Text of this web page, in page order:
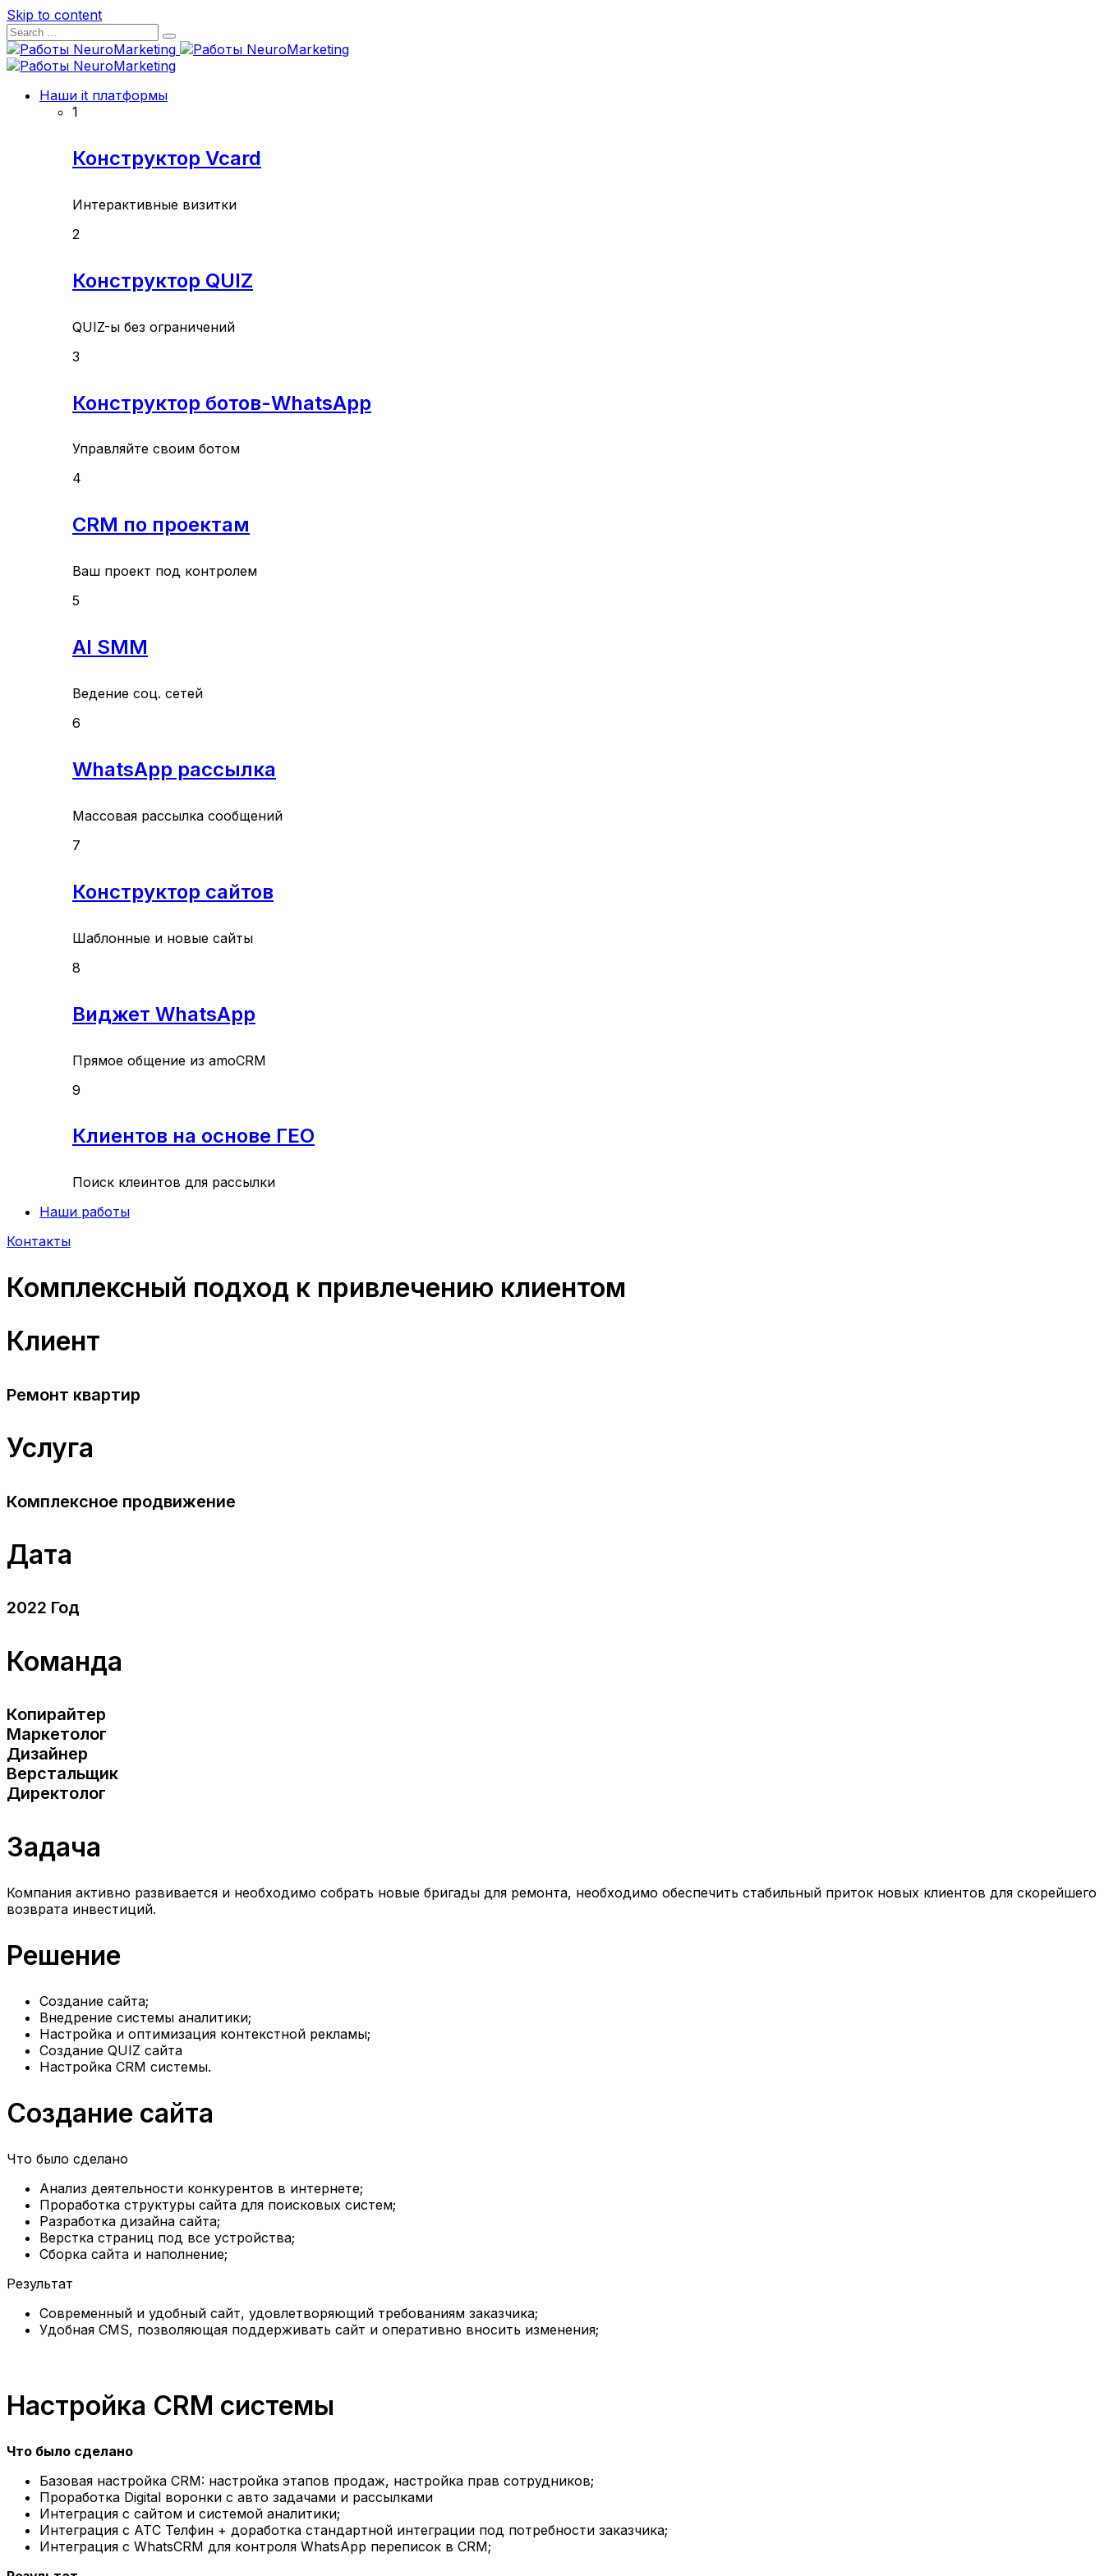
Skip to content
Наши it платформы
1
Конструктор Vcard
Интерактивные визитки
2
Конструктор QUIZ
QUIZ-ы без ограничений
3
Конструктор ботов-WhatsApp
Управляйте своим ботом
4
CRM по проектам
Ваш проект под контролем
5
AI SMM
Ведение соц. сетей
6
WhatsApp рассылка
Массовая рассылка сообщений
7
Конструктор сайтов
Шаблонные и новые сайты
8
Виджет WhatsApp
Прямое общение из amoCRM
9
Клиентов на основе ГЕО
Поиск клеинтов для рассылки
Наши работы
Контакты
Комплексный подход к привлечению клиентом
Клиент
Ремонт квартир
Услуга
Комплексное продвижение
Дата
2022 Год
Команда
Копирайтер
Маркетолог
Дизайнер
Верстальщик
Директолог
Задача
Компания активно развивается и необходимо собрать новые бригады для ремонта, необходимо обеспечить стабильный приток новых клиентов для скорейшего
возврата инвестиций.
Решение
Создание сайта;
Внедрение системы аналитики;
Настройка и оптимизация контекстной рекламы;
Создание QUIZ сайта
Настройка CRM системы.
Создание сайта
Что было сделано
Анализ деятельности конкурентов в интернете;
Проработка структуры сайта для поисковых систем;
Разработка дизайна сайта;
Верстка страниц под все устройства;
Сборка сайта и наполнение;
Результат
Современный и удобный сайт, удовлетворяющий требованиям заказчика;
Удобная CMS, позволяющая поддерживать сайт и оперативно вносить изменения;
Настройка CRM системы
Что было сделано
Базовая настройка CRM: настройка этапов продаж, настройка прав сотрудников;
Проработка Digital воронки с авто задачами и рассылками
Интеграция с сайтом и системой аналитики;
Интеграция с АТС Телфин + доработка стандартной интеграции под потребности заказчика;
Интеграция с WhatsCRM для контроля WhatsApp переписок в CRM;